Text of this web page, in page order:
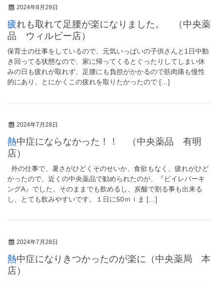
2024年8月29日
疲れも取れて足腰が楽になりました。 （中央薬
品 ウィルビー店）
保育士の仕事をしているので、元気いっぱいの子供さんと1日中動
き回ってる状態なので、家に帰ってくるとぐったりしてしまい休
みの日も疲れが取れず、足腰にも負担がかかるので筋肉痛も慢性
的にあり、とにかくこの疲れを取りたかったので […]
2024年7月28日
熱中症にならなかった！！ （中央薬品 有明
店）
外の仕事で、暑さがひどくそのせいか、食欲もなく、疲れがひど
かったので、近くの中央薬品で勧められたのが、『ビイレバーキ
ングA』でした。そのままでも飲めるし、炭酸で割る事も出来る
し、とても飲みやすいです。１日に50ｍｌま […]
2024年7月28日
熱中症になりきつかったのが楽に（中央薬局 本
店）